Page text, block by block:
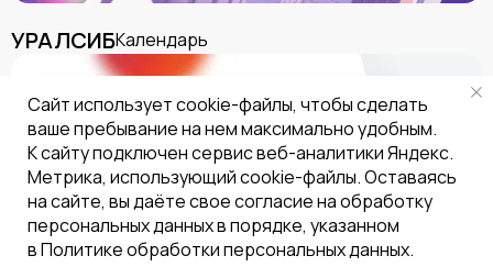
УРАЛСИБКалендарь
Дизайн-поддержка UX/UI
Сайт использует cookie-файлы, чтобы сделать
ваше пребывание на нем максимально удобным.
К cайту подключен сервис веб-аналитики Яндекс.
Метрика, использующий cookie-файлы. Оставаясь
на сайте, вы даёте свое согласие на обработку
персональных данных в порядке, указанном
в Политике обработки персональных данных.